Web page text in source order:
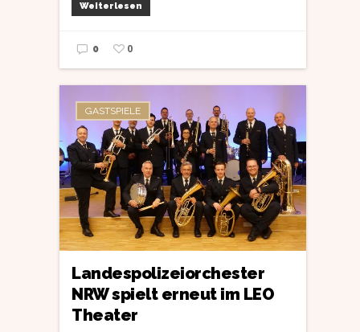
Weiterlesen
0 0
GASTSPIELE
Landespolizeiorchester
NRW spielt erneut im LEO
Theater